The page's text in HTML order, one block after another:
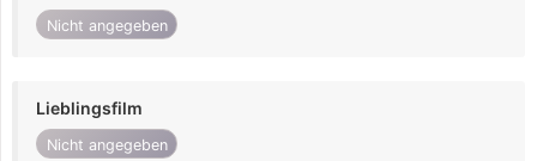
Nicht angegeben
Lieblingsfilm
Nicht angegeben